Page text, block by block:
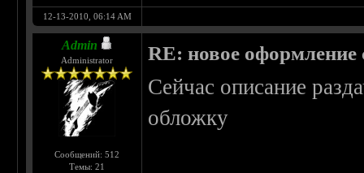
12-13-2010, 06:14 AM
Admin
Administrator
Сообщений: 512
Темы: 21
RE: новое оформление
Сейчас описание
обложку